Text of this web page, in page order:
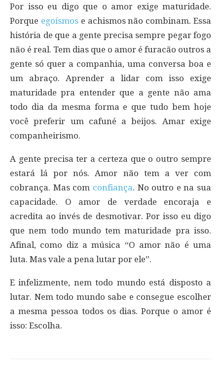
Por isso eu digo que o amor exige maturidade.
Porque egoísmose achismos não combinam. Essa
história de que a gente precisa sempre pegar fogo
não é real. Tem dias que o amor é furacão outros a
gente só quer a companhia, uma conversa boa e
um abraço. Aprender a lidar com isso exige
maturidade pra entender que a gente não ama
todo dia da mesma forma e que tudo bem hoje
você preferir um cafuné a beijos. Amar exige
companheirismo.
A gente precisa ter a certeza que o outro sempre
estará lá por nós. Amor não tem a ver com
cobrança. Mas com confiança. No outro e na sua
capacidade. O amor de verdade encoraja e
acredita ao invés de desmotivar. Por isso eu digo
que nem todo mundo tem maturidade pra isso.
Afinal, como diz a música “O amor não é uma
luta. Mas vale a pena lutar por ele”.
E infelizmente, nem todo mundo está disposto a
lutar. Nem todo mundo sabe e consegue escolher
a mesma pessoa todos os dias. Porque o amor é
isso: Escolha.